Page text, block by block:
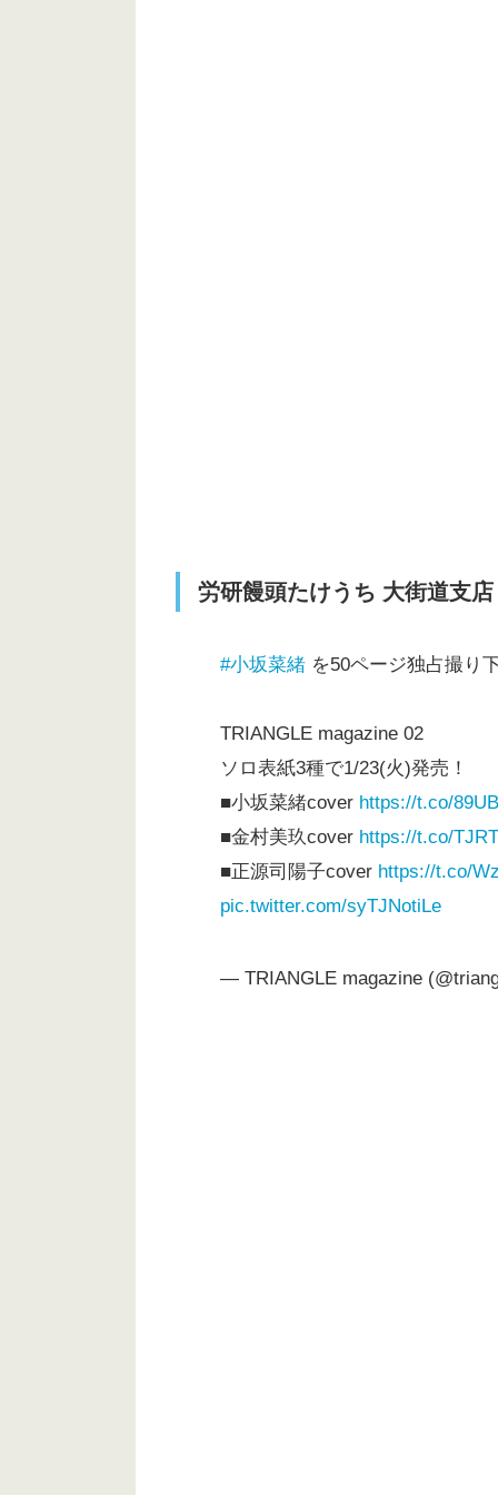
労研饅頭たけうち 大街道支店
#小坂菜緒 を50ページ独占撮り
TRIANGLE magazine 02
ソロ表紙3種で1/23(火)発売！
■小坂菜緒cover https://t.co/
■金村美玖cover https://t.co/
■正源司陽子cover https://t.co/
pic.twitter.com/syTJNotiLe
— TRIANGLE magazine